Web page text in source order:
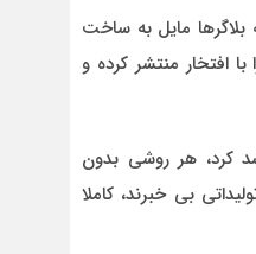
مایل به ساخت
افتخار منتشر کرده و
کرد، هر روشی بدون
بی خبرند، کاملا